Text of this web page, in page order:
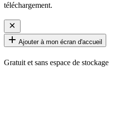
téléchargement.
Ajouter à mon écran d'accueil
Gratuit et sans espace de stockage